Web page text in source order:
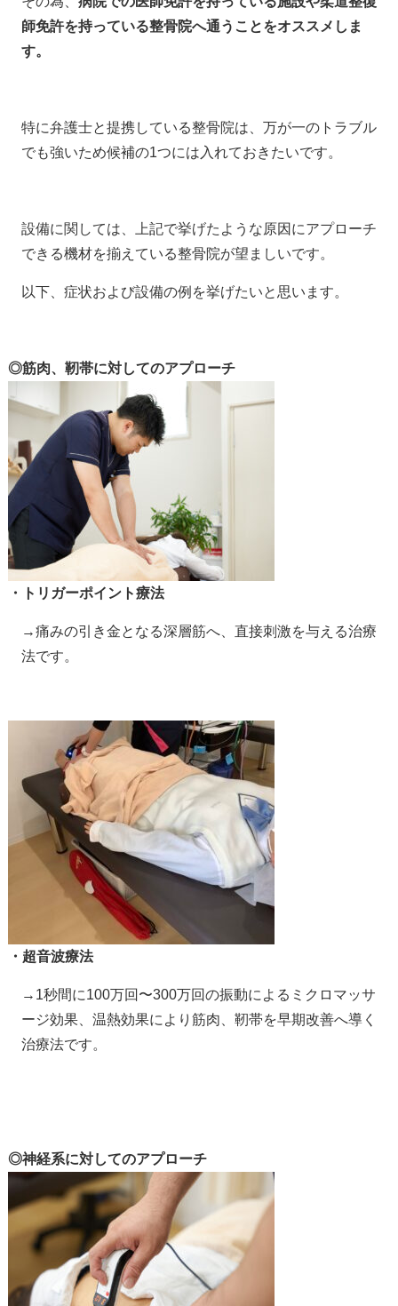
師免許を持っている整骨院へ通うことをオススメしま
す。
特に弁護士と提携している整骨院は、万が一のトラブル
でも強いため候補の1つには入れておきたいです。
設備に関しては、上記で挙げたような原因にアプローチ
できる機材を揃えている整骨院が望ましいです。
以下、症状および設備の例を挙げたいと思います。
◎筋肉、靭帯に対してのアプローチ
・トリガーポイント療法
→痛みの引き金となる深層筋へ、直接刺激を与える治療
法です。
・超音波療法
→1秒間に100万回〜300万回の振動によるミクロマッサ
ージ効果、温熱効果により筋肉、靭帯を早期改善へ導く
治療法です。
◎神経系に対してのアプローチ